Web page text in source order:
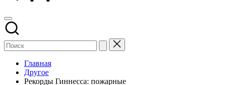
Главная
Другое
Рекорды Гиннесса: пожарные